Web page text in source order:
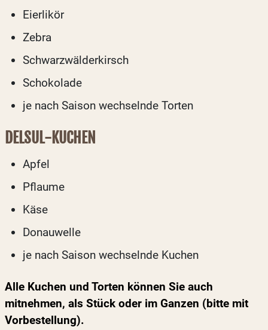
Eierlikör
Zebra
Schwarzwälderkirsch
Schokolade
je nach Saison wechselnde Torten
DELSUL-KUCHEN
Apfel
Pflaume
Käse
Donauwelle
je nach Saison wechselnde Kuchen
Alle Kuchen und Torten können Sie auch
mitnehmen, als Stück oder im Ganzen (bitte mit
Vorbestellung).